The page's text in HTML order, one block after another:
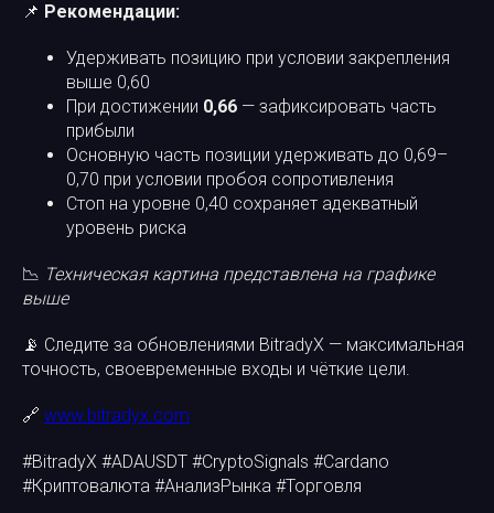
📌 Рекомендации:
Удерживать позицию при условии закрепления
выше 0,60
При достижении 0,66 — зафиксировать часть
прибыли
Основную часть позиции удерживать до 0,69–
0,70 при условии пробоя сопротивления
Стоп на уровне 0,40 сохраняет адекватный
уровень риска
📉 Техническая картина представлена на графике
выше
📡 Следите за обновлениями BitradyX — максимальная
точность, своевременные входы и чёткие цели.
🔗 www.bitradyx.com
#BitradyX #ADAUSDT #CryptoSignals #Cardano
#Криптовалюта #АнализРынка #Торговля